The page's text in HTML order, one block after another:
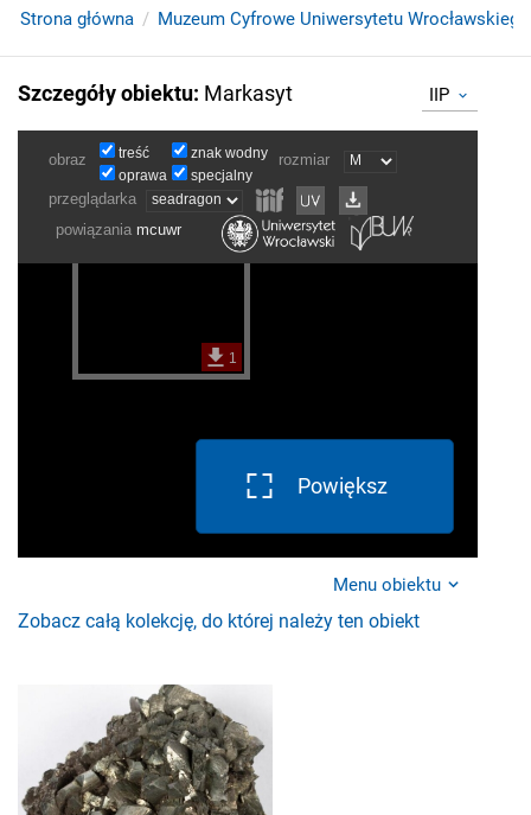
Strona główna Muzeum Cyfrowe Uniwersytetu Wrocławskiego
Szczegóły obiektu: Markasyt IIP
Powiększ
Menu obiektu
Zobacz całą kolekcję, do której należy ten obiekt